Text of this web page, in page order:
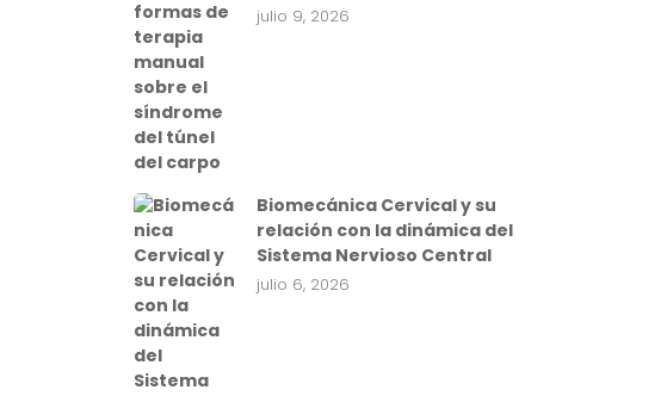
julio 9, 2026
Biomecánica Cervical y su
relación con la dinámica del
Sistema Nervioso Central
julio 6, 2026